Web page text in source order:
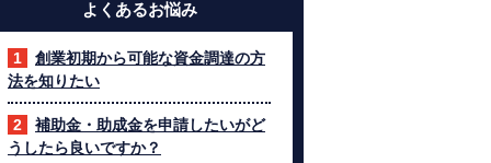
よくあるお悩み
創業初期から可能な資金調達の方
法を知りたい
補助金・助成金を申請したいがど
うしたら良いですか？